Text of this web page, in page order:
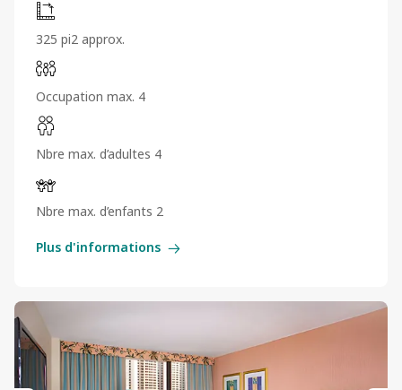
325 pi2 approx.
Occupation max. 4
Nbre max. d’adultes 4
Nbre max. d’enfants 2
Plus d'informations